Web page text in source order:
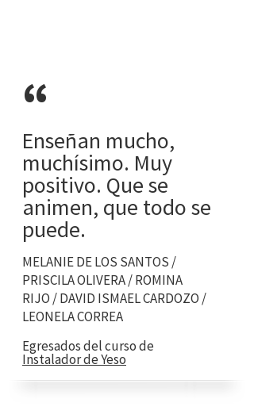
“
Enseñan mucho,
muchísimo. Muy
positivo. Que se
animen, que todo se
puede.
MELANIE DE LOS SANTOS /
PRISCILA OLIVERA / ROMINA
RIJO / DAVID ISMAEL CARDOZO /
LEONELA CORREA
Egresados del curso de
Instalador de Yeso